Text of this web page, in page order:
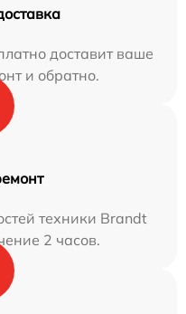
доставит ваше
и обратно.
техники Brandt
2 часов.